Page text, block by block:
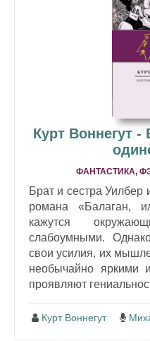
Курт Воннегут -
ФАНТАСТИКА,
Брат и сестра
романа «Балаган,
кажутся
слабоумными.
свои усилия, их
необычайно яркими
проявляют
Курт Воннегут